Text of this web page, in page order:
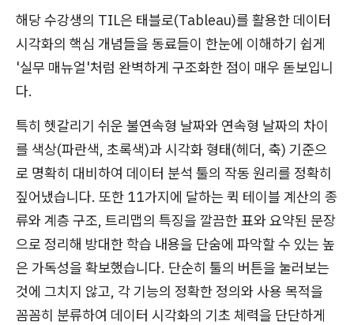
해당 수강생의 TIL은 태블로(Tableau)를 활용한 데이터
시각화의 핵심 개념들을 동료들이 한눈에 이해하기 쉽게
'실무 매뉴얼'처럼 완벽하게 구조화한 점이 매우 돋보입니
다.
특히 헷갈리기 쉬운 불연속형 날짜와 연속형 날짜의 차이
를 색상(파란색, 초록색)과 시각화 형태(헤더, 축) 기준으
로 명확히 대비하여 데이터 분석 툴의 작동 원리를 정확히
짚어냈습니다. 또한 11가지에 달하는 퀵 테이블 계산의 종
류와 계층 구조, 트리맵의 특징을 깔끔한 표와 요약된 문장
으로 정리해 방대한 학습 내용을 단숨에 파악할 수 있는 높
은 가독성을 확보했습니다. 단순히 툴의 버튼을 눌러보는
것에 그치지 않고, 각 기능의 정확한 정의와 사용 목적을
꼼꼼히 분류하여 데이터 시각화의 기초 체력을 단단하게